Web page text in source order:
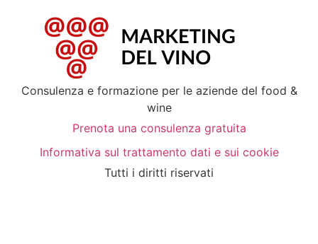
Consulenza e formazione per le aziende del food &
wine
Prenota una consulenza gratuita
Informativa sul trattamento dati e sui cookie
Tutti i diritti riservati